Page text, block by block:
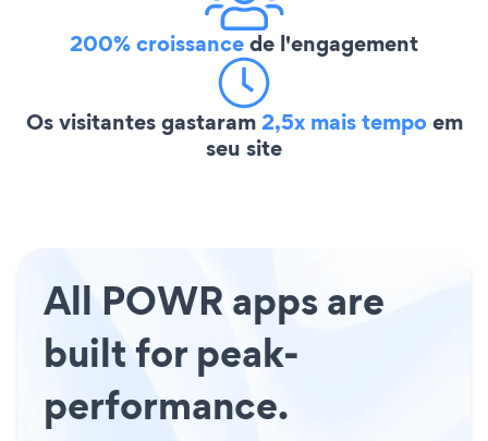
200% croissancede l'engagement
Os visitantes gastaram2,5x mais tempoem
seu site
All POWR apps are
built for peak-
performance.